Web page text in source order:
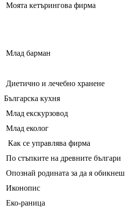
Моята кетърингова фирма
Млад барман
Диетично и лечебно хранене
Българска кухня
Млад екскурзовод
Млад еколог
Как се управлява фирмa
По стъпките на древните българи
Опознай родината за да я обикнеш
Иконопис
Еко-раница